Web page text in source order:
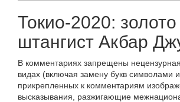
Токио-2020: золото
штангист Акбар
В комментариях запрещены
видах (включая замену букв символами
прикрепленных к комментариям
высказывания, разжигающие